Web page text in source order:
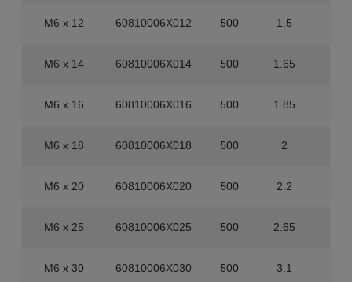
M6 x 12 60810006X012 500 1.5
M6 x 14 60810006X014 500 1.65
M6 x 16 60810006X016 500 1.85
M6 x 18 60810006X018 500 2
M6 x 20 60810006X020 500 2.2
M6 x 25 60810006X025 500 2.65
M6 x 30 60810006X030 500 3.1